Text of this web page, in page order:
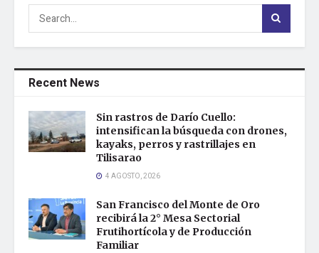
Recent News
Sin rastros de Darío Cuello:
intensifican la búsqueda con drones,
kayaks, perros y rastrillajes en
Tilisarao
4 AGOSTO, 2026
San Francisco del Monte de Oro
recibirá la 2° Mesa Sectorial
Frutihortícola y de Producción
Familiar